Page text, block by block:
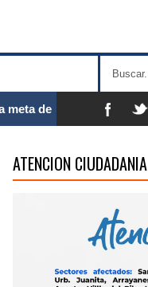
ATENCION CIUDADANIA